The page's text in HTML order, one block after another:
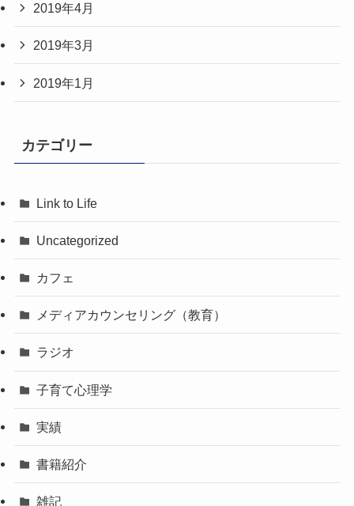
2019年4月
2019年3月
2019年1月
カテゴリー
Link to Life
Uncategorized
カフェ
メディアカウンセリング（教育）
ラジオ
子育て心理学
実績
書籍紹介
雑記